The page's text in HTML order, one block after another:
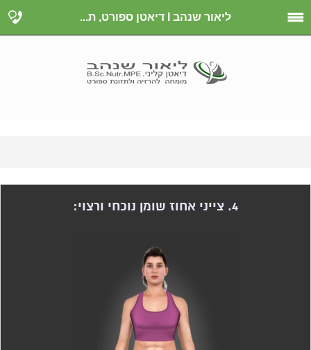
ליאור שנהב I דיאטן ספורט, ת...
4. צייני אחוז שומן נוכחי ורצוי: